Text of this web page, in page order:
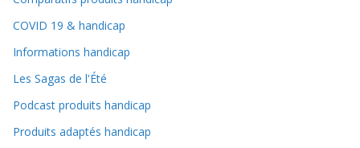
COVID 19 & handicap
Informations handicap
Les Sagas de l'Été
Podcast produits handicap
Produits adaptés handicap